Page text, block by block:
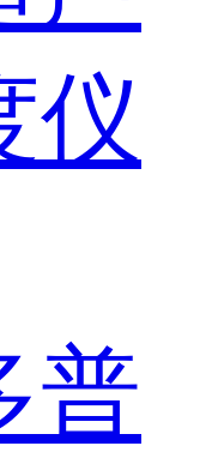
仪
普